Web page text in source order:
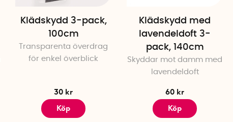
Klädskydd 3-pack,
100cm
Transparenta överdrag
för enkel överblick
30 kr
Köp
Klädskydd med
lavendeldoft 3-
pack, 140cm
Skyddar mot damm med
lavendeldoft
60 kr
Köp